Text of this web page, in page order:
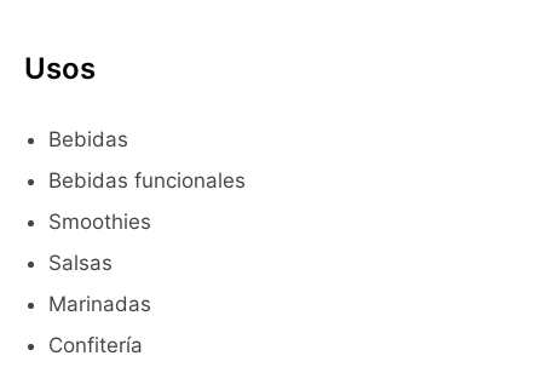
Usos
Bebidas
Bebidas funcionales
Smoothies
Salsas
Marinadas
Confitería